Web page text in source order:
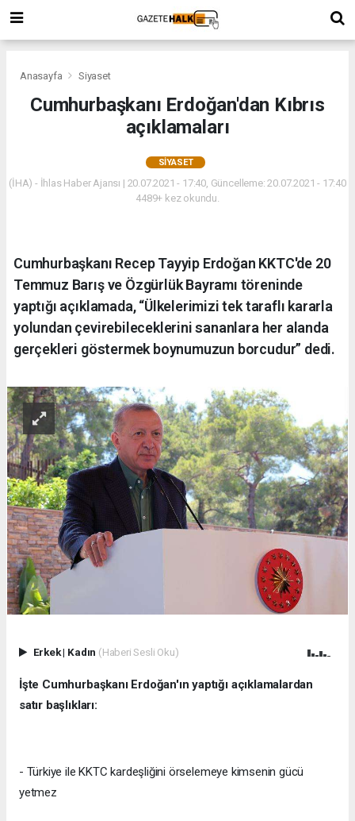
Anasayfa Siyaset
Cumhurbaşkanı Erdoğan'dan Kıbrıs
açıklamaları
SIYASET
(İHA) - İhlas Haber Ajansı | 20.07.2021 - 17:40, Güncelleme: 20.07.2021 - 17:40
4489+ kez okundu.
Cumhurbaşkanı Recep Tayyip Erdoğan KKTC'de 20
Temmuz Barış ve Özgürlük Bayramı töreninde
yaptığı açıklamada, “Ülkelerimizi tek taraflı kararla
yolundan çevirebileceklerini sananlara her alanda
gerçekleri göstermek boynumuzun borcudur” dedi.
Erkek| Kadın (Haberi Sesli Oku)
İşte Cumhurbaşkanı Erdoğan'ın yaptığı açıklamalardan
satır başlıkları:
- Türkiye ile KKTC kardeşliğini örselemeye kimsenin gücü
yetmez